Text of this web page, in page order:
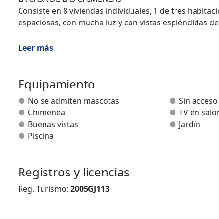
Consiste en 8 viviendas individuales, 1 de tres
espaciosas, con mucha luz y con vistas espléndidas
Cada vivienda tiene su propia forma, carácter y
Cada vivienda es independiente y ofrece todas las
chimenea, calefacción, lavadora, lavavajillas, micro-
SALÓN COMÚN
También dispone de un salón común (donde se
pantalla grande, acceso a Internet (con WIFI gratis) y
Dentro del complejo, contienen una bonita piscina
septiembre,un jardín, bancos y mesas para disfrutar
Leer más
Equipamiento
No se admiten mascotas Sin
Chimenea
TV en
Buenas vistas
Jardín
Piscina
Registros y licencias
Reg. Turismo: 2005GJ113